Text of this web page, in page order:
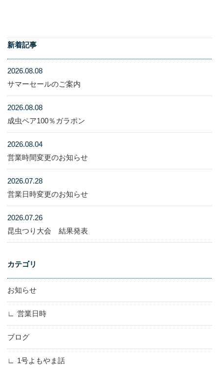
新着記事
2026.08.08
サマーセールのご案内
2026.08.08
成虫ペア100％ガラポン
2026.08.04
営業時間変更のお知らせ
2026.07.28
営業日時変更のお知らせ
2026.07.26
昆虫つり大会 結果発表
カテゴリ
お知らせ
営業日時
ブログ
1号よもやま話